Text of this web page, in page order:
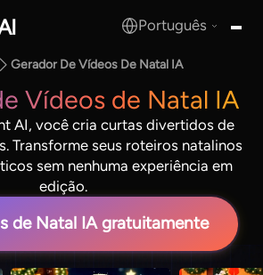
Português
Gerador De Vídeos De Natal IA
Vídeos de Natal IA
AI, você cria curtas divertidos de
Transforme seus roteiros natalinos
sem nenhuma experiência em
edição.
de Natal IA gratuitamente